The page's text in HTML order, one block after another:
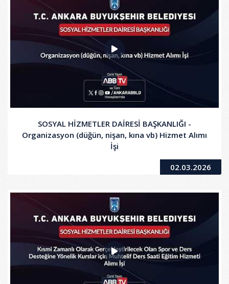
SOSYAL HİZMETLER DAİRESİ BAŞKANLIĞI -
Organizasyon (düğün, nişan, kına vb) Hizmet Alımı
İşi
02.03.2026